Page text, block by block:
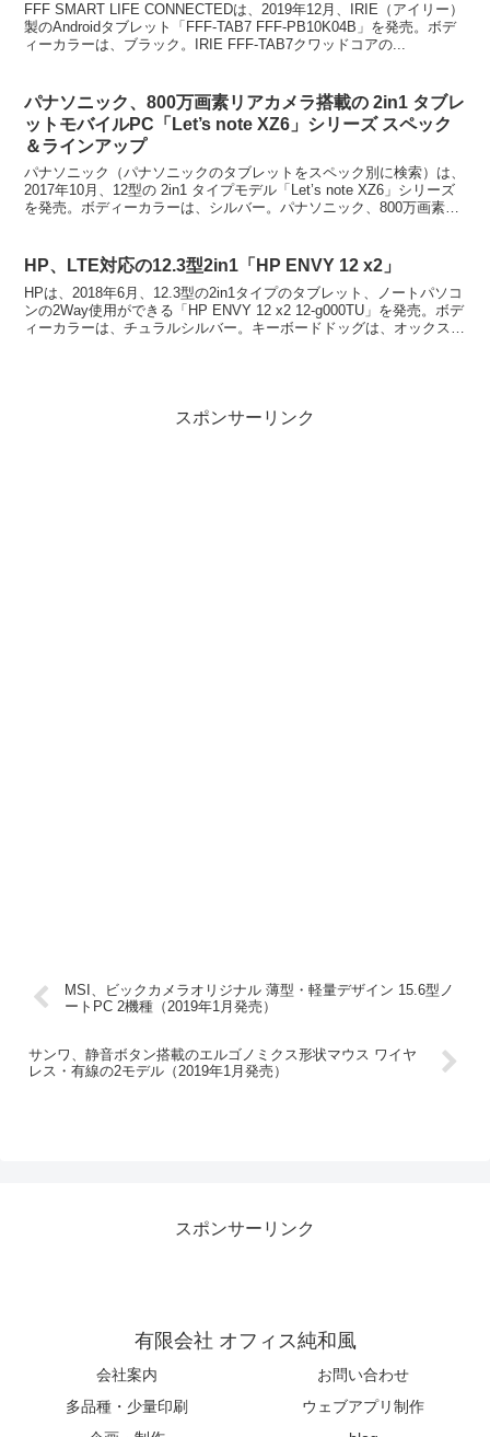
FFF SMART LIFE CONNECTEDは、2019年12月、IRIE（アイリー）
製のAndroidタブレット「FFF-TAB7 FFF-PB10K04B」を発売。ボデ
ィーカラーは、ブラック。IRIE FFF-TAB7クワッドコアの...
パナソニック、800万画素リアカメラ搭載の 2in1 タブレ
ットモバイルPC「Let’s note XZ6」シリーズ スペック
＆ラインアップ
パナソニック（パナソニックのタブレットをスペック別に検索）は、
2017年10月、12型の 2in1 タイプモデル「Let’s note XZ6」シリーズ
を発売。ボディーカラーは、シルバー。パナソニック、800万画素リ
HP、LTE対応の12.3型2in1「HP ENVY 12 x2」
HPは、2018年6月、12.3型の2in1タイプのタブレット、ノートパソコ
ンの2Way使用ができる「HP ENVY 12 x2 12-g000TU」を発売。ボデ
ィーカラーは、チュラルシルバー。キーボードドッグは、オックスフ
スポンサーリンク
MSI、ビックカメラオリジナル 薄型・軽量デザイン 15.6型ノ
ートPC 2機種（2019年1月発売）
サンワ、静音ボタン搭載のエルゴノミクス形状マウス ワイヤ
レス・有線の2モデル（2019年1月発売）
スポンサーリンク
有限会社 オフィス純和風
会社案内
お問い合わせ
多品種・少量印刷
ウェブアプリ制作